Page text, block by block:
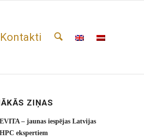
Kontakti
ZIŅAS
EVITA – jaunas iespējas Latvijas
HPC ekspertiem